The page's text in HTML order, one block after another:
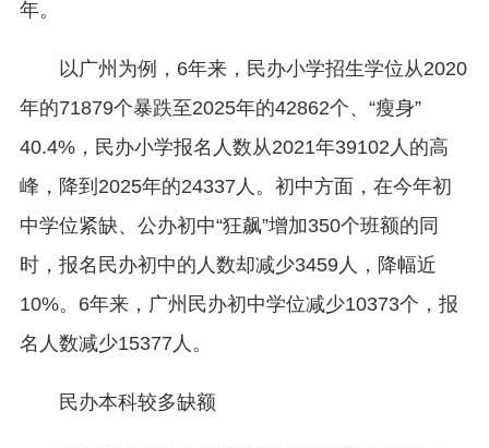
年。
以广州为例，6年来，民办小学招生学位从2020
年的71879个暴跌至2025年的42862个、“瘦身”
40.4%，民办小学报名人数从2021年39102人的高
峰，降到2025年的24337人。初中方面，在今年初
中学位紧缺、公办初中“狂飙”增加350个班额的同
时，报名民办初中的人数却减少3459人，降幅近
10%。6年来，广州民办初中学位减少10373个，报
名人数减少15377人。
民办本科较多缺额